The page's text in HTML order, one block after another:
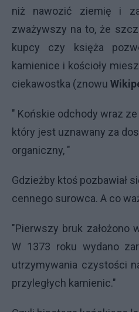
niż nawozić ziemię i
zważywszy na to, że
kupcy czy księża
kamienice i kościoły
ciekawostka (znowu
" Końskie odchody wraz
który jest uznawany za
organiczny, "
Gdzieżby ktoś pozbawiał
cennego surowca. A co
"Pierwszy bruk założono
W 1373 roku wydano
utrzymywania czystości
przyległych kamienic."